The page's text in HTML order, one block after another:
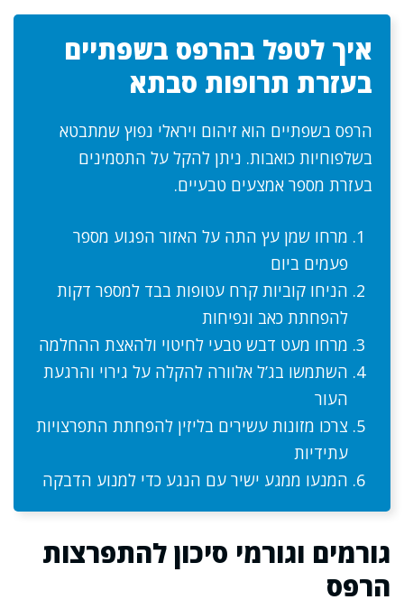
איך לטפל בהרפס בשפתיים
בעזרת תרופות סבתא
הרפס בשפתיים הוא זיהום ויראלי נפוץ שמתבטא
בשלפוחיות כואבות. ניתן להקל על התסמינים
בעזרת מספר אמצעים טבעיים.
מרחו שמן עץ התה על האזור הפגוע מספר
פעמים ביום
הניחו קוביות קרח עטופות בבד למספר דקות
להפחתת כאב ונפיחות
מרחו מעט דבש טבעי לחיטוי ולהאצת ההחלמה
השתמשו בג’ל אלוורה להקלה על גירוי והרגעת
העור
צרכו מזונות עשירים בליזין להפחתת התפרצויות
עתידיות
המנעו ממגע ישיר עם הנגע כדי למנוע הדבקה
גורמים וגורמי סיכון להתפרצות
הרפס